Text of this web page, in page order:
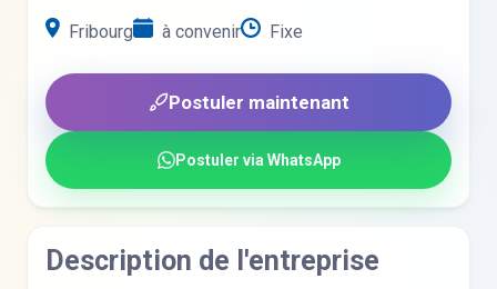
Fribourg à convenir Fixe
Postuler maintenant
Postuler via WhatsApp
Description de l'entreprise